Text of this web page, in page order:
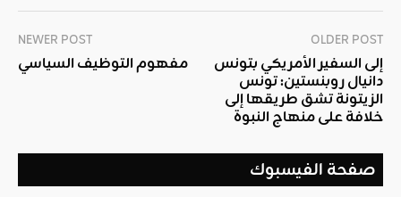
NEWER POST
مفهوم التوظيف السياسي
OLDER POST
إلى السفير الأمريكي بتونس
دانيال روبنستين: تونس
الزيتونة تشق طريقها إلى
خلافة على منهاج النبوة
صفحة الفيسبوك